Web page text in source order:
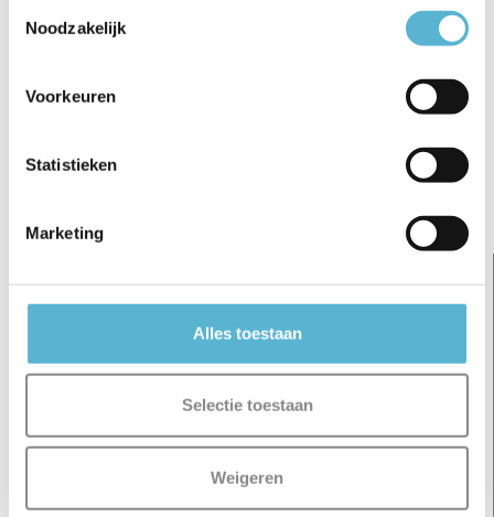
Noodzakelijk
Voorkeuren
Statistieken
Marketing
Alles toestaan
Selectie toestaan
Weigeren
Er zijn nog geen reviews geschreven over dit product..
Hanglamp Aglio Ø 60 cm
zwart